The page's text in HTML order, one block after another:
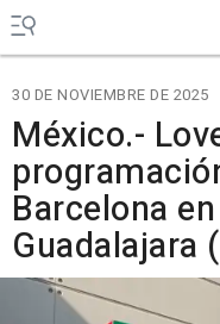
30 DE NOVIEMBRE DE 2025
México.-
Barcelona
Guadalajara